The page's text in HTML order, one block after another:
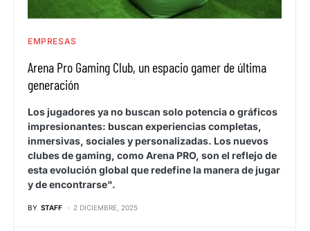
EMPRESAS
Arena Pro Gaming Club, un espacio gamer de última
generación
Los jugadores ya no buscan solo potencia o gráficos
impresionantes: buscan experiencias completas,
inmersivas, sociales y personalizadas. Los nuevos
clubes de gaming, como Arena PRO, son el reflejo de
esta evolución global que redefine la manera de jugar
y de encontrarse".
BY STAFF 2 DICIEMBRE, 2025